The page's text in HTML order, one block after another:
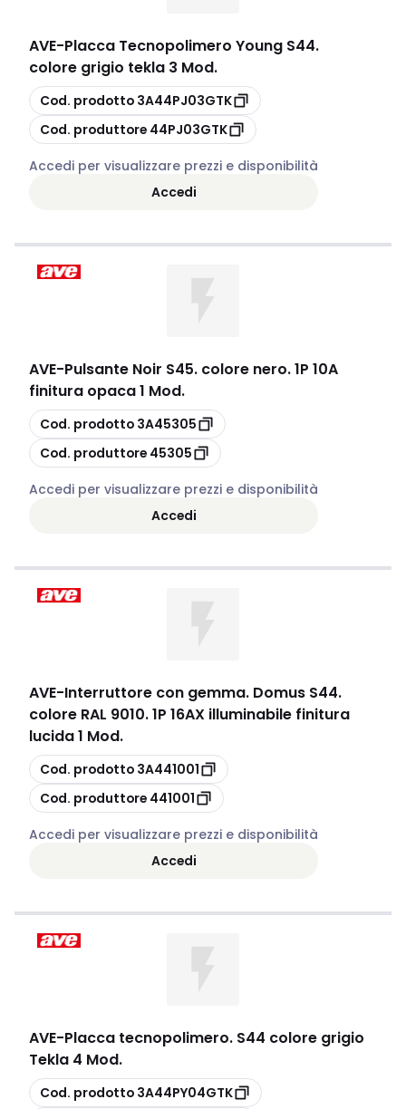
AVE-Placca Tecnopolimero Young S44.
colore grigio tekla 3 Mod.
copia
Cod. prodotto 3A44PJ03GTK
copia
Cod. produttore 44PJ03GTK
Accedi per visualizzare prezzi e disponibilità
Accedi
AVE-Pulsante Noir S45. colore nero. 1P 10A
finitura opaca 1 Mod.
copia
Cod. prodotto 3A45305
copia
Cod. produttore 45305
Accedi per visualizzare prezzi e disponibilità
Accedi
AVE-Interruttore con gemma. Domus S44.
colore RAL 9010. 1P 16AX illuminabile finitura
lucida 1 Mod.
copia
Cod. prodotto 3A441001
copia
Cod. produttore 441001
Accedi per visualizzare prezzi e disponibilità
Accedi
AVE-Placca tecnopolimero. S44 colore grigio
Tekla 4 Mod.
copia
Cod. prodotto 3A44PY04GTK